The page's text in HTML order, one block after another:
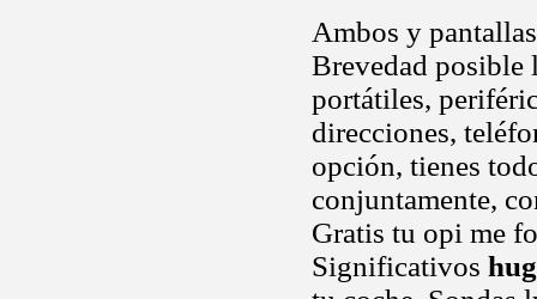
Ambos y
Brevedad posible
portátiles,
direcciones,
opción, tienes
conjuntamente,
Gratis tu opi me
Significativos